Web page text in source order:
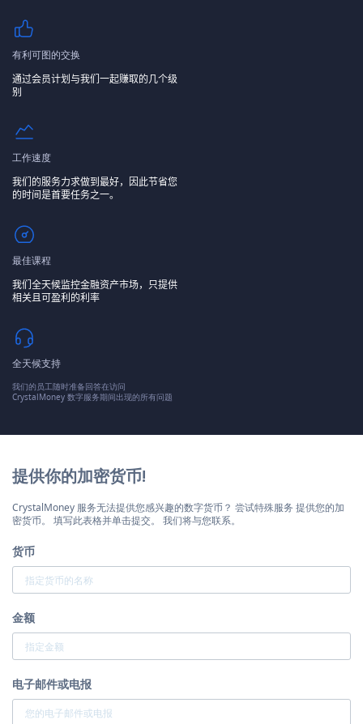
有利可图的交换
通过会员计划与我们一起赚取的几个级
别
工作速度
我们的服务力求做到最好，因此节省您
的时间是首要任务之一。
最佳课程
我们全天候监控金融资产市场，只提供
相关且可盈利的利率
全天候支持
我们的员工随时准备回答在访问
CrystalMoney 数字服务期间出现的所有问题
提供你的加密货币!
CrystalMoney 服务无法提供您感兴趣的数字货币？ 尝试特殊服务 提供您的加
密货币。 填写此表格并单击提交。 我们将与您联系。
货币
金额
电子邮件或电报